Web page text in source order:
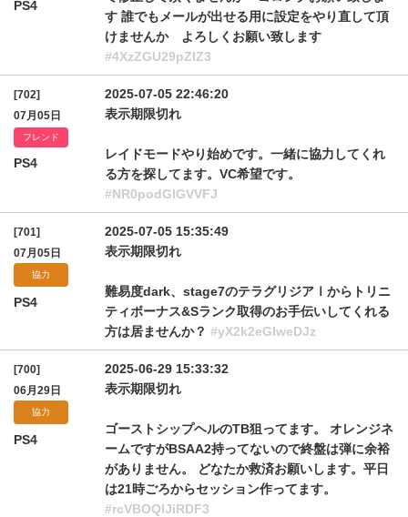
PS4
す 誰でもメールが出せる用に設定をやり直して頂
けませんか よろしくお願い致します
#4XzZGU29pZlZ3
[702]
07月05日
フレンド
PS4
2025-07-05 22:46:20
表示期限切れ
レイドモードやり始めです。一緒に協力してくれ
る方を探してます。VC希望です。
#NR0podGlGVVFJ
[701]
07月05日
協力
PS4
2025-07-05 15:35:49
表示期限切れ
難易度dark、stage7のテラグリジアⅠからトリニ
ティボーナス&Sランク取得のお手伝いしてくれる
方は居ませんか？ #yX2k2eGIweDJz
[700]
06月29日
協力
PS4
2025-06-29 15:33:32
表示期限切れ
ゴーストシップヘルのTB狙ってます。 オレンジネ
ームですがBSAA2持ってないので終盤は弾に余裕
がありません。 どなたか救済お願いします。平日
は21時ごろからセッション作ってます。
#rcVBOQlJiRDF3